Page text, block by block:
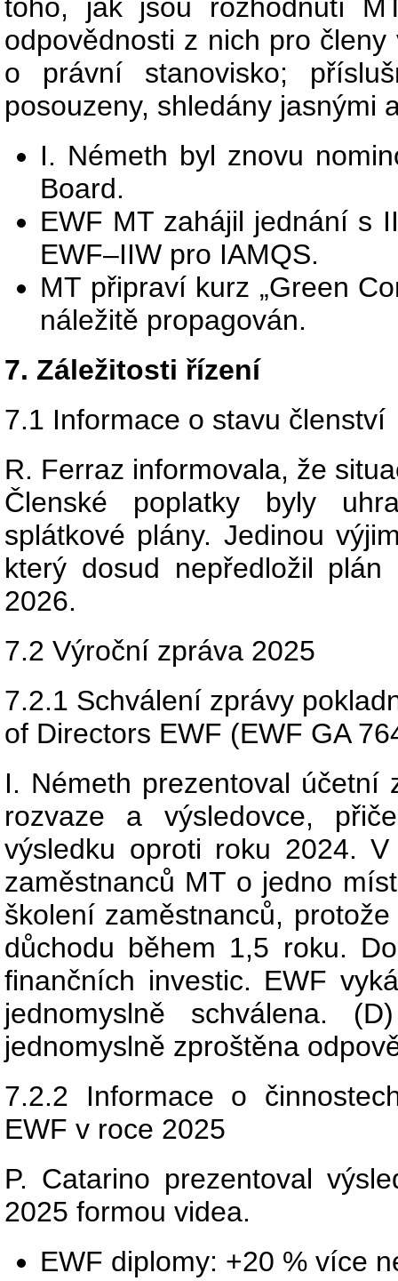
toho, jak jsou rozhodnutí
odpovědnosti z nich pro
o právní stanovisko;
posouzeny, shledány jasnými
I. Németh byl znovu
Board.
EWF MT zahájil jednání s
EWF–IIW pro IAMQS.
MT připraví kurz „Green
náležitě propagován.
7. Záležitosti řízení
7.1 Informace o stavu členství
R. Ferraz informovala, že
Členské poplatky byly
splátkové plány. Jedinou
který dosud nepředložil
2026.
7.2 Výroční zpráva 2025
7.2.1 Schválení zprávy
of Directors EWF (EWF GA
I. Németh prezentoval
rozvaze a výsledovce,
výsledku oproti roku 2024.
zaměstnanců MT o jedno
školení zaměstnanců,
důchodu během 1,5 roku.
finančních investic. EWF
jednomyslně schválena.
jednomyslně zproštěna
7.2.2 Informace o
EWF v roce 2025
P. Catarino prezentoval
2025 formou videa.
EWF diplomy: +20 % více